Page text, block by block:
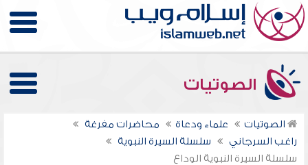
الصوتيات
الصوتيات علماء ودعاة
محاضرات مفرغة
راغب السرجاني
سلسلة السيرة النبوية
سلسلة السيرة النبوية الوداع